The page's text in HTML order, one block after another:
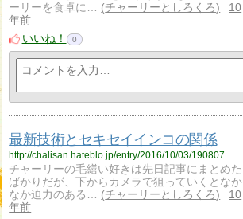
ーリーを食卓に…
チャーリーとしろくろ
10
年前
いいね！
0
最新技術とセキセイインコの関係
http://chalisan.hateblo.jp/entry/2016/10/03/190807
チャーリーの毛繕い好きは先日記事にまとめた
ばかりだが、下からカメラで狙っていくとなか
なか迫力のある…
チャーリーとしろくろ
10
年前